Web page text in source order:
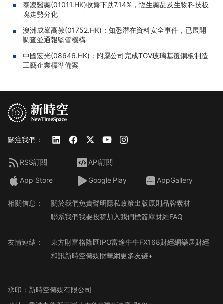
泰凌醫藥(01011.HK)收盤下跌7.14%，恆生藥品及生物科技板
塊走勢分化
澳洲成峯高教(01752.HK)：知悉潛在資料安全事件，已展開
調查並通報監管機構
中國宏光(08646.HK)：附屬公司完成TGV玻璃基覆銅板制造
工藝企業標準備案
關注我們：
RSS訂閱 API訂閱
App Store Google Play AppGallery
相關信息： 關於我們免責聲明隱私政策出版原則品牌素材
聯系我們我要投稿加入我們標簽庫財經FAQ
友情連結： 東方財富格隆匯IPO富途牛牛FX168財經網樂居財經
和訊新時空傳媒財華網更多友链+
承印：新時空傳媒有限公司